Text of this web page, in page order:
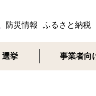
防災情報 ふるさと納税
選挙 事業者向